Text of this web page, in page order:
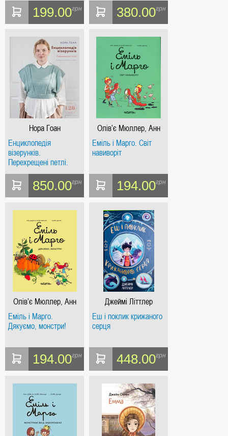
199.00грн 380.00грн
Нора Гоан
Енциклопедія
візерунків.
Перехрещені петлі.
Посібник із плетіння та
дизайну 850.00грн
Олів’є Мюллер, Анн
Дідьє
Еміль і Марго. Світ
навиворіт
194.00грн
Олів’є Мюллер, Анн
Дідьє
Еміль і Марго.
Дякуємо, монстри!
194.00грн
Джеймі Літтлер
Еш і поклик крижаного
серця
448.00грн